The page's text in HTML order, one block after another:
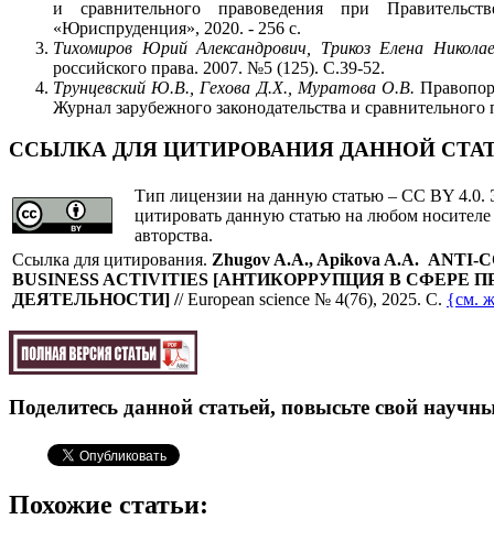
и сравнительного правоведения при
«Юриспруденция», 2020. - 256 с.
Тихомиров Юрий Александрович, Трикоз Елена
российского права. 2007. №5 (125). С.39-52.
Трунцевский Ю.В., Гехова Д.Х., Муратова О.В.
Журнал зарубежного законодательства и
ССЫЛКА ДЛЯ ЦИТИРОВАНИЯ ДАННОЙ
Тип лицензии на данную статью – CC BY 4.0.
цитировать данную статью на любом
авторства.
Cсылка для цитирования. Zhugov A.A., Apikova A.A. ANTI-
BUSINESS ACTIVITIES [АНТИКОРРУПЦИЯ В СФЕРЕ
ДЕЯТЕЛЬНОСТИ] // European science № 4(76), 2025. C. {см.
Поделитесь данной статьей, повысьте свой
Похожие статьи: